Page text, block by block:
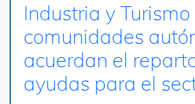
Industria y
comunidades
acuerdan el
ayudas para el